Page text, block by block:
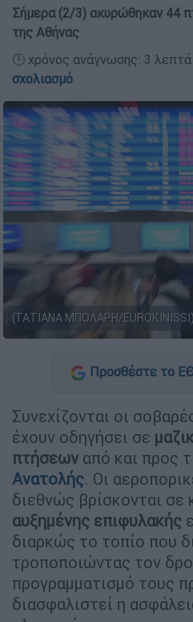
Σήμερα (2/3) ακυρώθηκαν 44
της Αθήνας
🕛 χρόνος ανάγνωσης: 3
σχολιασμό
(ΤΑΤΙΑΝΑ ΜΠΟΛΑΡΗ/EUROKINISSI)
Προσθέστε το
Συνεχίζονται οι
έχουν οδηγήσει σε
πτήσεων από και προς
Ανατολής. Οι
διεθνώς βρίσκονται σε
αυξημένης επιφυλακής
διαρκώς το τοπίο που
τροποποιώντας τον
προγραμματισμό τους
διασφαλιστεί η